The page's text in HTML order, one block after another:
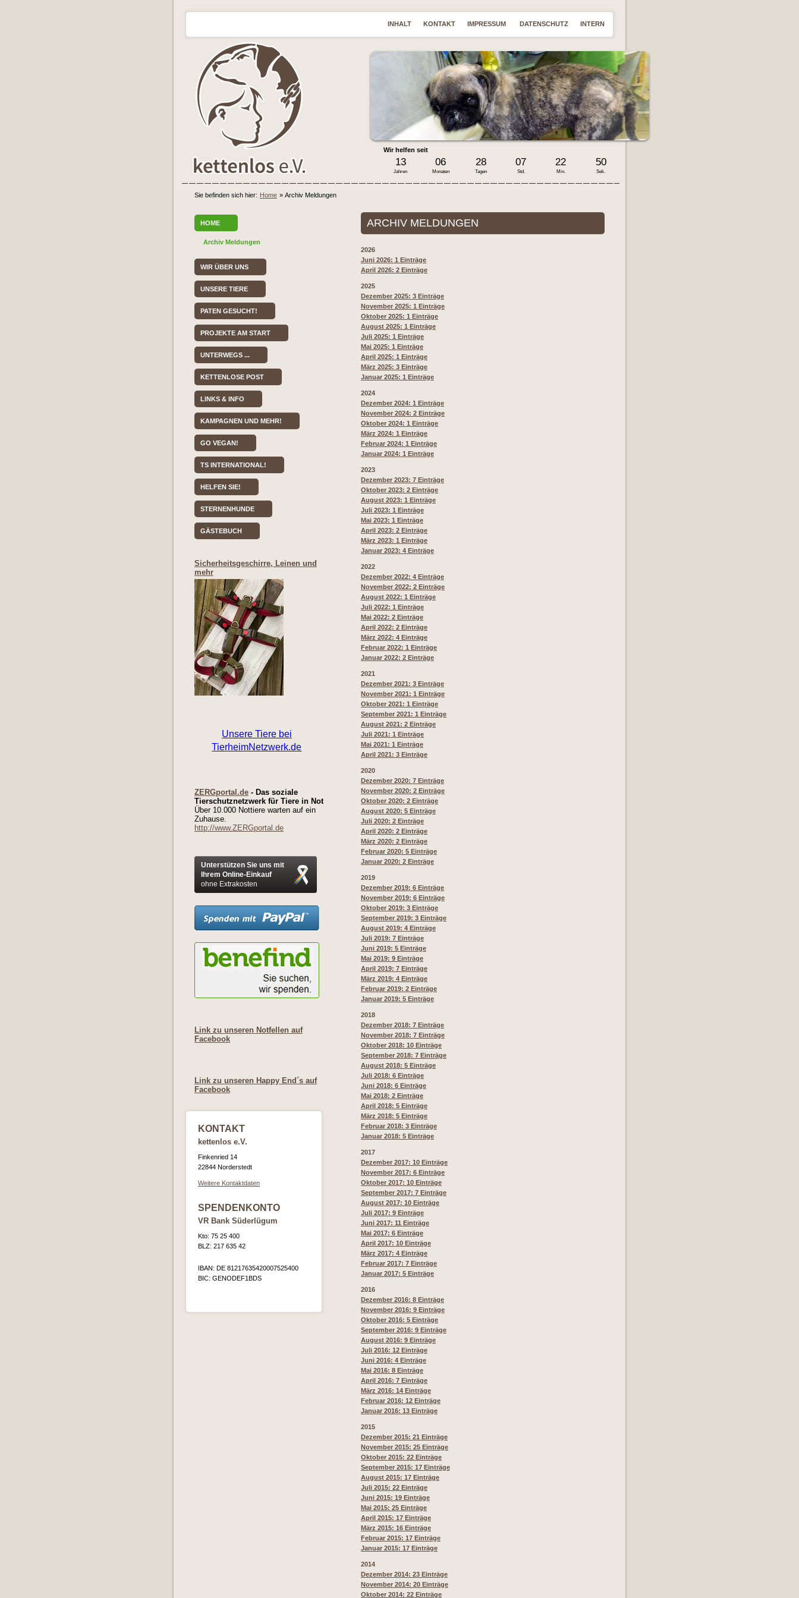
INHALT KONTAKT IMPRESSUM DATENSCHUTZ INTERN
Wir helfen seit
13
Jahren
06
Monaten
28
Tagen
07
Std.
22
Min.
51
Sek.
Sie befinden sich hier: Home » Archiv Meldungen
HOME
Archiv Meldungen
WIR ÜBER UNS
UNSERE TIERE
PATEN GESUCHT!
PROJEKTE AM START
UNTERWEGS ...
KETTENLOSE POST
LINKS & INFO
KAMPAGNEN UND MEHR!
GO VEGAN!
TS INTERNATIONAL!
HELFEN SIE!
STERNENHUNDE
GÄSTEBUCH
Sicherheitsgeschirre, Leinen und
mehr
ZERGportal.de - Das soziale
Tierschutznetzwerk für Tiere in Not
Über 10.000 Nottiere warten auf ein
Zuhause.
http://www.ZERGportal.de
Unterstützen Sie uns mit
Ihrem Online-Einkauf
ohne Extrakosten
Link zu unseren Notfellen auf
Facebook
Link zu unseren Happy End´s auf
Facebook
KONTAKT
kettenlos e.V.
Finkenried 14
22844 Norderstedt
Weitere Kontaktdaten
SPENDENKONTO
VR Bank Süderlügum
Kto: 75 25 400
BLZ: 217 635 42
IBAN: DE 81217635420007525400
BIC: GENODEF1BDS
ARCHIV MELDUNGEN
2026
Juni 2026: 1 Einträge
April 2026: 2 Einträge
2025
Dezember 2025: 3 Einträge
November 2025: 1 Einträge
Oktober 2025: 1 Einträge
August 2025: 1 Einträge
Juli 2025: 1 Einträge
Mai 2025: 1 Einträge
April 2025: 1 Einträge
März 2025: 3 Einträge
Januar 2025: 1 Einträge
2024
Dezember 2024: 1 Einträge
November 2024: 2 Einträge
Oktober 2024: 1 Einträge
März 2024: 1 Einträge
Februar 2024: 1 Einträge
Januar 2024: 1 Einträge
2023
Dezember 2023: 7 Einträge
Oktober 2023: 2 Einträge
August 2023: 1 Einträge
Juli 2023: 1 Einträge
Mai 2023: 1 Einträge
April 2023: 2 Einträge
März 2023: 1 Einträge
Januar 2023: 4 Einträge
2022
Dezember 2022: 4 Einträge
November 2022: 2 Einträge
August 2022: 1 Einträge
Juli 2022: 1 Einträge
Mai 2022: 2 Einträge
April 2022: 2 Einträge
März 2022: 4 Einträge
Februar 2022: 1 Einträge
Januar 2022: 2 Einträge
2021
Dezember 2021: 3 Einträge
November 2021: 1 Einträge
Oktober 2021: 1 Einträge
September 2021: 1 Einträge
August 2021: 2 Einträge
Juli 2021: 1 Einträge
Mai 2021: 1 Einträge
April 2021: 3 Einträge
2020
Dezember 2020: 7 Einträge
November 2020: 2 Einträge
Oktober 2020: 2 Einträge
August 2020: 5 Einträge
Juli 2020: 2 Einträge
April 2020: 2 Einträge
März 2020: 2 Einträge
Februar 2020: 5 Einträge
Januar 2020: 2 Einträge
2019
Dezember 2019: 6 Einträge
November 2019: 6 Einträge
Oktober 2019: 3 Einträge
September 2019: 3 Einträge
August 2019: 4 Einträge
Juli 2019: 7 Einträge
Juni 2019: 5 Einträge
Mai 2019: 9 Einträge
April 2019: 7 Einträge
März 2019: 4 Einträge
Februar 2019: 2 Einträge
Januar 2019: 5 Einträge
2018
Dezember 2018: 7 Einträge
November 2018: 7 Einträge
Oktober 2018: 10 Einträge
September 2018: 7 Einträge
August 2018: 5 Einträge
Juli 2018: 6 Einträge
Juni 2018: 6 Einträge
Mai 2018: 2 Einträge
April 2018: 5 Einträge
März 2018: 5 Einträge
Februar 2018: 3 Einträge
Januar 2018: 5 Einträge
2017
Dezember 2017: 10 Einträge
November 2017: 6 Einträge
Oktober 2017: 10 Einträge
September 2017: 7 Einträge
August 2017: 10 Einträge
Juli 2017: 9 Einträge
Juni 2017: 11 Einträge
Mai 2017: 6 Einträge
April 2017: 10 Einträge
März 2017: 4 Einträge
Februar 2017: 7 Einträge
Januar 2017: 5 Einträge
2016
Dezember 2016: 8 Einträge
November 2016: 9 Einträge
Oktober 2016: 5 Einträge
September 2016: 9 Einträge
August 2016: 9 Einträge
Juli 2016: 12 Einträge
Juni 2016: 4 Einträge
Mai 2016: 8 Einträge
April 2016: 7 Einträge
März 2016: 14 Einträge
Februar 2016: 12 Einträge
Januar 2016: 13 Einträge
2015
Dezember 2015: 21 Einträge
November 2015: 25 Einträge
Oktober 2015: 22 Einträge
September 2015: 17 Einträge
August 2015: 17 Einträge
Juli 2015: 22 Einträge
Juni 2015: 19 Einträge
Mai 2015: 25 Einträge
April 2015: 17 Einträge
März 2015: 16 Einträge
Februar 2015: 17 Einträge
Januar 2015: 17 Einträge
2014
Dezember 2014: 23 Einträge
November 2014: 20 Einträge
Oktober 2014: 22 Einträge